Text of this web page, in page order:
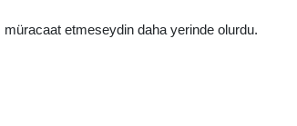
etmeseydin daha yerinde olurdu.